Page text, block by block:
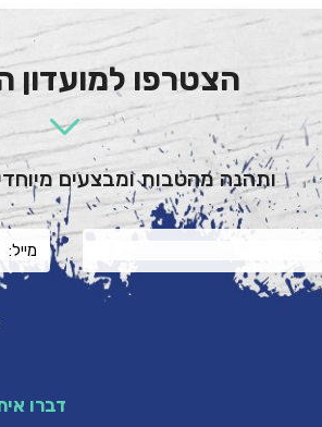
הצטרפו למועדון
ותהנה מהטבות ומבצעים
דברו